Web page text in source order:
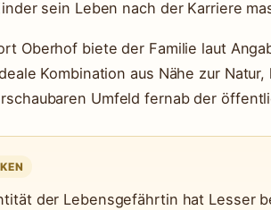
sein Leben nach der Karriere
Oberhof biete der Familie laut
Kombination aus Nähe zur
Umfeld fernab der
der Lebensgefährtin hat Lesser